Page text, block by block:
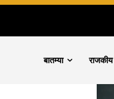
बातम्या राजकीय